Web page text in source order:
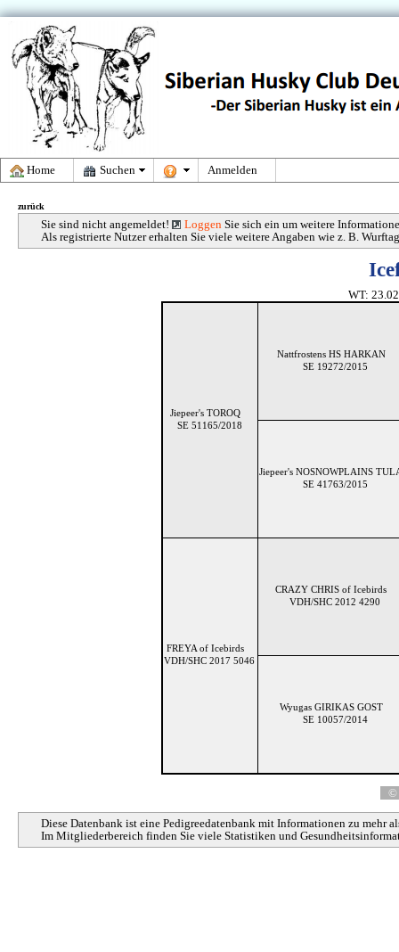
Home Suchen Anmelden
zurück
Sie sind nicht angemeldet! Loggen Sie sich ein um weitere
Als registrierte Nutzer erhalten Sie viele weitere Angaben wie z. B.
WT:
Jiepeer's TOROQ
SE 51165/2018
Nattfrostens HS HARKAN
SE 19272/2015
Jiepeer's NOSNOWPLAINS
SE 41763/2015
FREYA of Icebirds
VDH/SHC 2017 5046
CRAZY CHRIS of Icebirds
VDH/SHC 2012 4290
Wyugas GIRIKAS GOST
SE 10057/2014
©
Diese Datenbank ist eine Pedigreedatenbank mit Informationen zu mehr
Im Mitgliederbereich finden Sie viele Statistiken und